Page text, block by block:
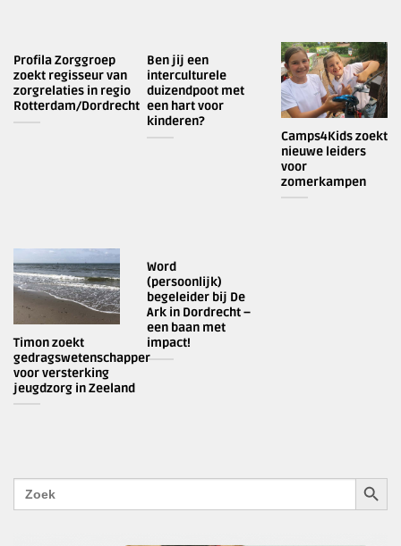
Profila Zorggroep
zoekt regisseur van
zorgrelaties in regio
Rotterdam/Dordrecht
Ben jij een
interculturele
duizendpoot met
een hart voor
kinderen?
Camps4Kids zoekt
nieuwe leiders
voor
zomerkampen
Timon zoekt
gedragswetenschapper
voor versterking
jeugdzorg in Zeeland
Word
(persoonlijk)
begeleider bij De
Ark in Dordrecht –
een baan met
impact!
Zoek
naar: